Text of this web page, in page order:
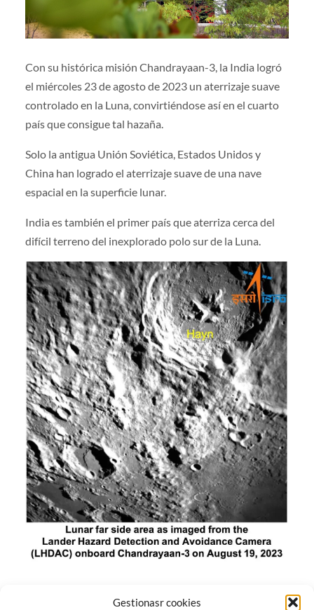
Gestionasr cookies
Con su histórica misión Chandrayaan-3, la India logró
el miércoles 23 de agosto de 2023 un aterrizaje suave
controlado en la Luna, convirtiéndose así en el cuarto
país que consigue tal hazaña.
Solo la antigua Unión Soviética, Estados Unidos y
China han logrado el aterrizaje suave de una nave
espacial en la superficie lunar.
India es también el primer país que aterriza cerca del
difícil terreno del inexplorado polo sur de la Luna.